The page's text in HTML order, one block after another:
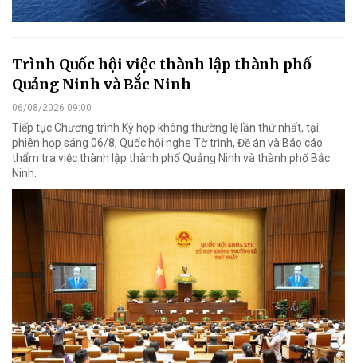
Trình Quốc hội việc thành lập thành phố
Quảng Ninh và Bắc Ninh
06/08/2026 09:00
Tiếp tục Chương trình Kỳ họp không thường lệ lần thứ nhất, tại
phiên họp sáng 06/8, Quốc hội nghe Tờ trình, Đề án và Báo cáo
thẩm tra việc thành lập thành phố Quảng Ninh và thành phố Bắc
Ninh.